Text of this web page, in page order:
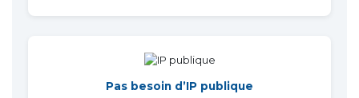
Pas besoin d’IP publique